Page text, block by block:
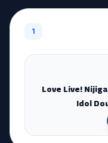
1
Love Live!
Idol